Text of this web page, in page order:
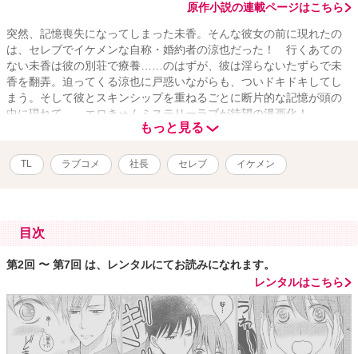
原作小説の連載ページはこちら
突然、記憶喪失になってしまった未香。そんな彼女の前に現れたの
は、セレブでイケメンな自称・婚約者の涼也だった！ 行くあての
ない未香は彼の別荘で療養……のはずが、彼は淫らないたずらで未
香を翻弄。迫ってくる涼也に戸惑いながらも、ついドキドキしてし
まう。そして彼とスキンシップを重ねるごとに断片的な記憶が頭の
中に現れて……エロきゅんミステリーラブが待望の漫画化！
もっと見る
TL ラブコメ 社長 セレブ イケメン
目次
第2回 〜 第7回 は、レンタルにてお読みになれます。
レンタルはこちら